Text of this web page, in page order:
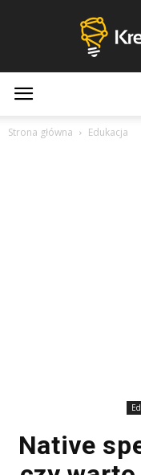
Strona główna Edukacja
Native